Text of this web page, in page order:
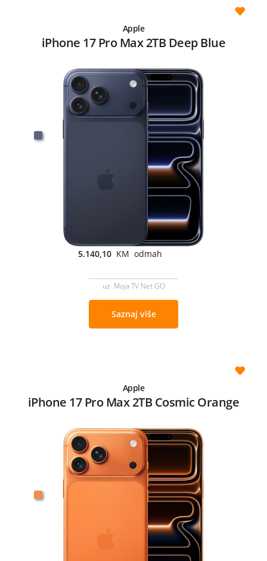
Apple
iPhone 17 Pro Max 2TB Deep Blue
5.140,10 KM odmah
uz Moja TV Net GO
Saznaj više
Apple
iPhone 17 Pro Max 2TB Cosmic Orange